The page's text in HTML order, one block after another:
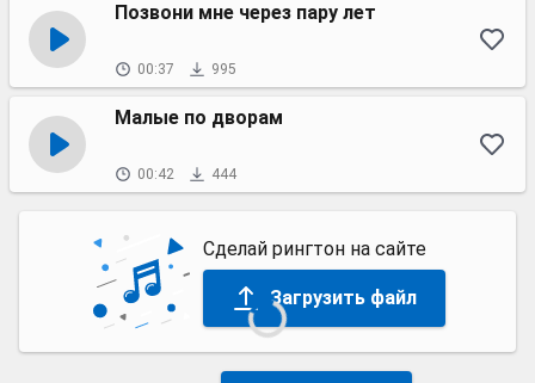
Позвони мне через пару лет
00:37 995
Малые по дворам
00:42 444
Сделай рингтон на сайте
Загрузить файл